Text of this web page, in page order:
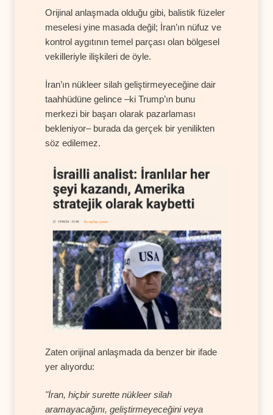
Orijinal anlaşmada olduğu gibi, balistik füzeler
meselesi yine masada değil; İran’ın nüfuz ve
kontrol aygıtının temel parçası olan bölgesel
vekilleriyle ilişkileri de öyle.
İran’ın nükleer silah geliştirmeyeceğine dair
taahhüdüne gelince –ki Trump’ın bunu
merkezi bir başarı olarak pazarlaması
bekleniyor– burada da gerçek bir yenilikten
söz edilemez.
Zaten orijinal anlaşmada da benzer bir ifade
yer alıyordu:
"İran, hiçbir surette nükleer silah
aramayacağını, geliştirmeyeceğini veya